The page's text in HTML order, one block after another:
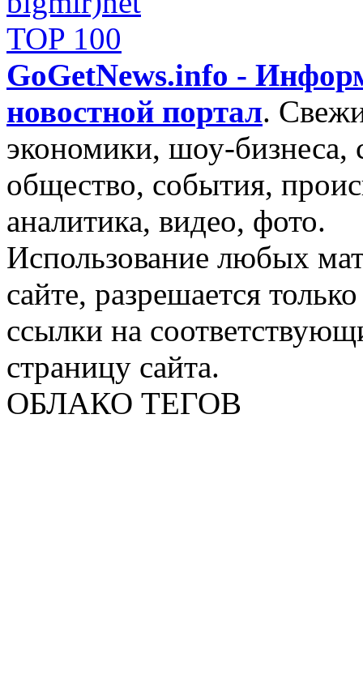
GoGetNews.info -
новостной портал.
экономики, шоу-бизнеса,
общество, события,
аналитика, видео, фото.
Использование любых
сайте, разрешается
ссылки на
страницу сайта.
ОБЛАКО ТЕГОВ